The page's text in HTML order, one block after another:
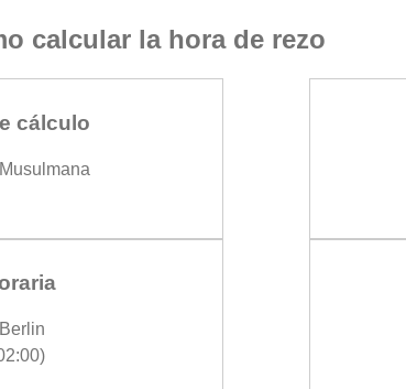
calcular la hora de rezo
cálculo